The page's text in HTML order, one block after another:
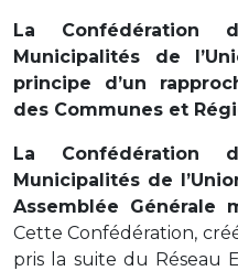
La Confédération
Municipalités de
principe d’un
des Communes et
La Confédération
Municipalités de
Assemblée Générale
Cette Confédération,
pris la suite du Réseau